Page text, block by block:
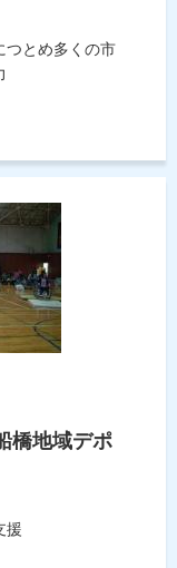
つとめ多くの市
橋地域デポ
援